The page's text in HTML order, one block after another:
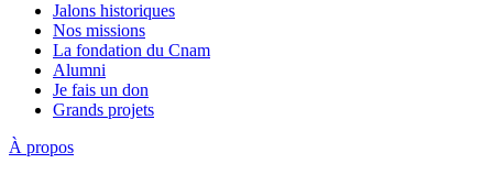
Jalons historiques
Nos missions
La fondation du Cnam
Alumni
Je fais un don
Grands projets
À propos